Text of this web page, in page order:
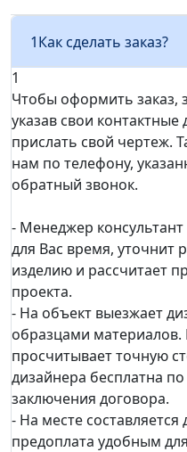
1Как сделать заказ?
1
Чтобы оформить заказ,
указав свои
прислать свой чертеж.
нам по телефону,
обратный звонок.
- Менеджер
для Вас время, уточнит
изделию и рассчитает
проекта.
- На объект выезжает
образцами материалов.
просчитывает точную
дизайнера бесплатна
заключения договора.
- На месте составляется
предоплата удобным